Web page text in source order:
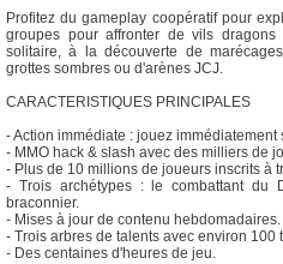
Profitez du gameplay coopératif pour
groupes pour affronter de vils
solitaire, à la découverte de
grottes sombres ou d'arènes JCJ.
CARACTERISTIQUES PRINCIPALES
- Action immédiate : jouez
- MMO hack & slash avec des milliers de
- Plus de 10 millions de joueurs inscrits à
- Trois archétypes : le combattant du
braconnier.
- Mises à jour de contenu hebdomadaires.
- Trois arbres de talents avec environ 100
- Des centaines d'heures de jeu.